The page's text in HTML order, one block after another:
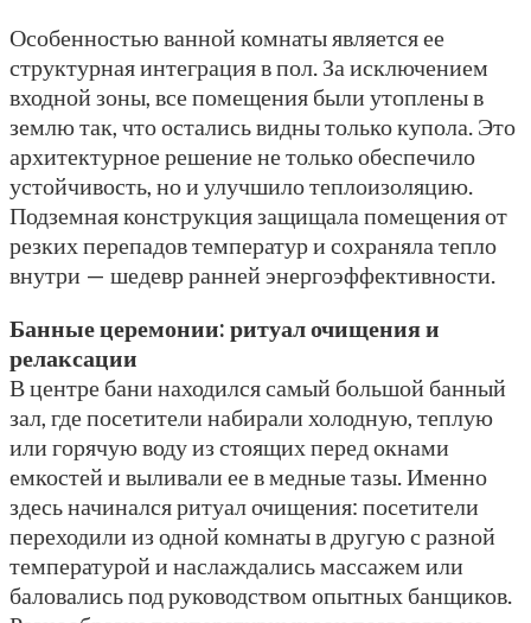
Особенностью ванной комнаты является ее
структурная интеграция в пол. За исключением
входной зоны, все помещения были утоплены в
землю так, что остались видны только купола. Это
архитектурное решение не только обеспечило
устойчивость, но и улучшило теплоизоляцию.
Подземная конструкция защищала помещения от
резких перепадов температур и сохраняла тепло
внутри — шедевр ранней энергоэффективности.
Банные церемонии: ритуал очищения и
релаксации
В центре бани находился самый большой банный
зал, где посетители набирали холодную, теплую
или горячую воду из стоящих перед окнами
емкостей и выливали ее в медные тазы. Именно
здесь начинался ритуал очищения: посетители
переходили из одной комнаты в другую с разной
температурой и наслаждались массажем или
баловались под руководством опытных банщиков.